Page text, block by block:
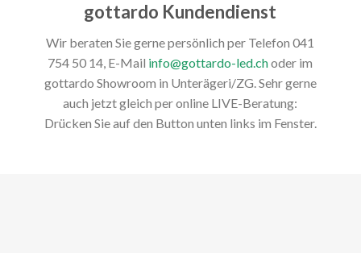
gottardo Kundendienst
Wir beraten Sie gerne persönlich per Telefon 041
754 50 14, E-Mail info@gottardo-led.choder im
gottardo Showroom in Unterägeri/ZG. Sehr gerne
auch jetzt gleich per online LIVE-Beratung:
Drücken Sie auf den Button unten links im Fenster.